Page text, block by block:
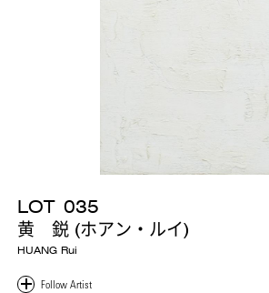
LOT 035
黄 鋭 (ホアン・ルイ)
HUANG Rui